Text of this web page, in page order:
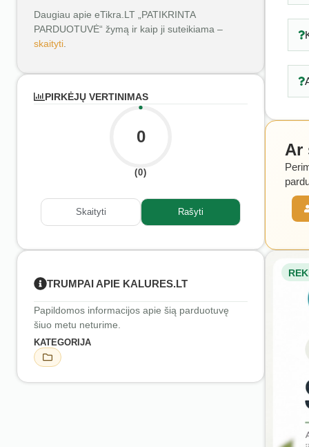
Daugiau apie eTikra.LT „PATIKRINTA
PARDUOTUVĖ“ žymą ir kaip ji suteikiama –
skaityti
PIRKĖJŲ VERTINIMAS
0
(0)
Skaityti Rašyti
TRUMPAI APIE KALURES.LT
Papildomos informacijos apie šią parduotuvę
šiuo metu neturime.
KATEGORIJA
Ar